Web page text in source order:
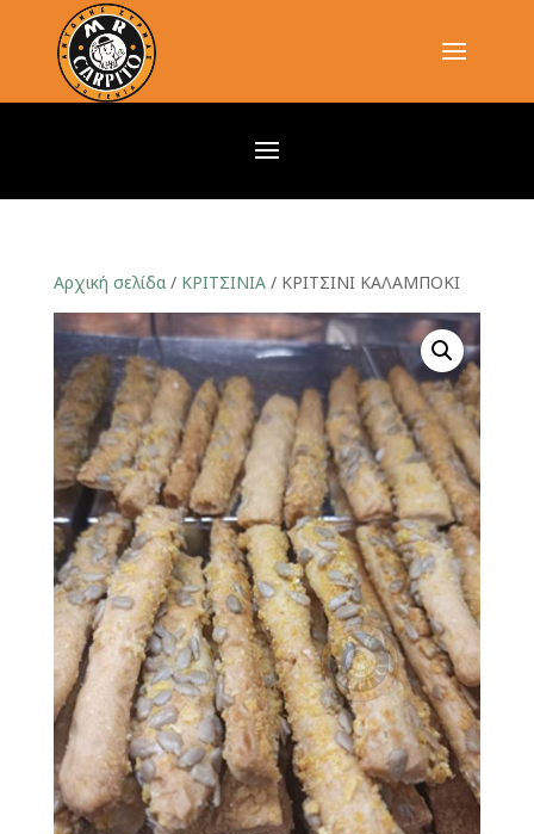
Αρχική σελίδα/ ΚΡΙΤΣΙΝΙΑ/ ΚΡΙΤΣΙΝΙ ΚΑΛΑΜΠΟΚΙ